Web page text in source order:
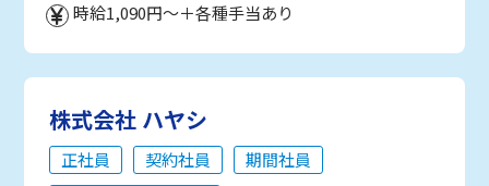
時給1,090円～＋各種手当あり
株式会社 ハヤシ
正社員 契約社員
期間社員